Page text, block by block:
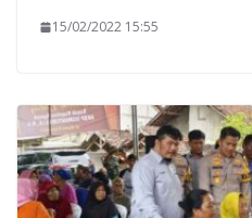
15/02/2022 15:55